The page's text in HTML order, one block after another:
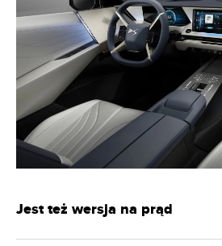
Jest też wersja na prąd